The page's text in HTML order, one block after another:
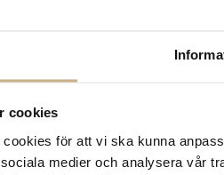
cookies
för att vi ska kunna
medier och analysera vår